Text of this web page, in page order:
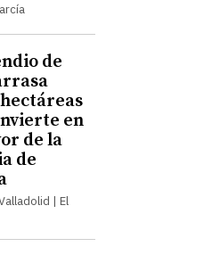
de
hectáreas
en
de la
de
| El